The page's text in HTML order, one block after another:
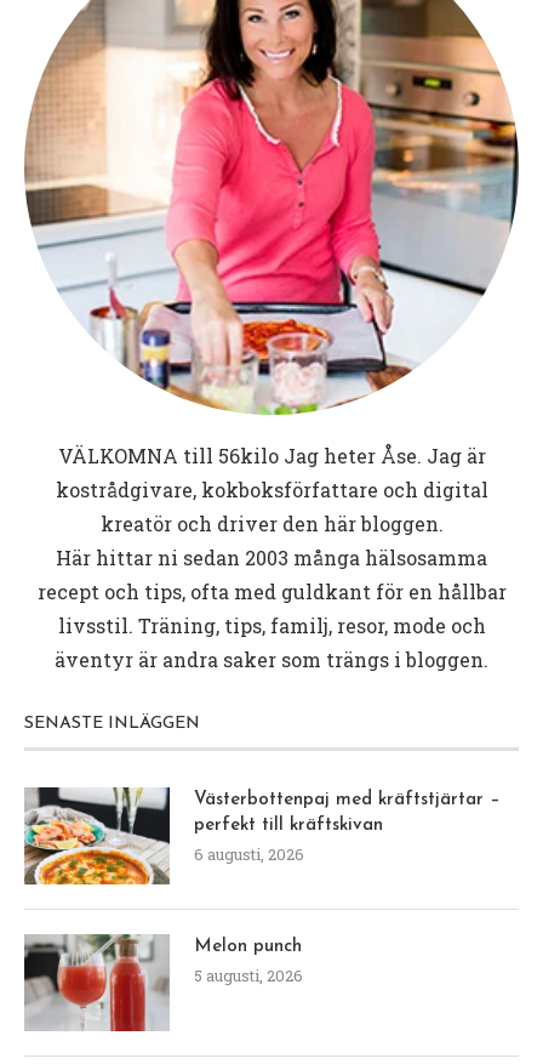
VÄLKOMNA till 56kiloJag heter Åse. Jag är
kostrådgivare, kokboksförfattare och digital
kreatör och driver den här bloggen.
Här hittar ni sedan 2003 många hälsosamma
recept och tips, ofta med guldkant för en hållbar
livsstil. Träning, tips, familj, resor, mode och
äventyr är andra saker som trängs i bloggen.
SENASTE INLÄGGEN
Västerbottenpaj med kräftstjärtar –
perfekt till kräftskivan
6 augusti, 2026
Melon punch
5 augusti, 2026